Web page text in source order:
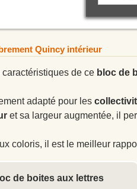
Quincy intérieur
de ce bloc de
adapté pour les
et sa largeur augmentée, il
coloris, il est le meilleur
de boites aux lettres